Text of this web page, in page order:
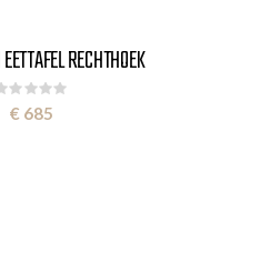
RECHTHOEK
Rating:
€ 685